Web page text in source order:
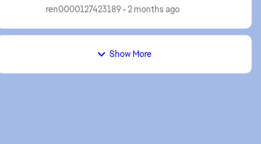
Zrobiłem zgodnie z tym rozwiazanie tak jak jest
ren0000127423189 2 months ago
Show More